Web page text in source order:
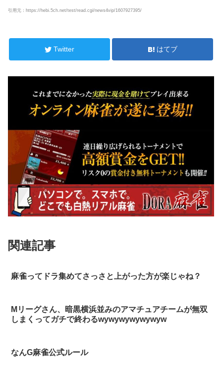
引用元：https://hebi.5ch.net/test/read.cgi/news4vip/1607927395/
Twitter はてブ
関連記事
麻雀ってドラ集めてさっさと上がった方が楽じゃね？
Mリーグさん、暗黒横浜並みのアマチュアチームが無双
しまくってガチで終わるwywywywywywyw
なんG麻雀公式ルール